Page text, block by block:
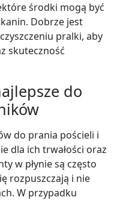
środki mogą być
Dobrze jest
pralki, aby
skuteczność
do
do prania pościeli i
dla ich trwałości oraz
w płynie są często
rozpuszczają i nie
W przypadku